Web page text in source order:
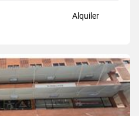
Alquiler